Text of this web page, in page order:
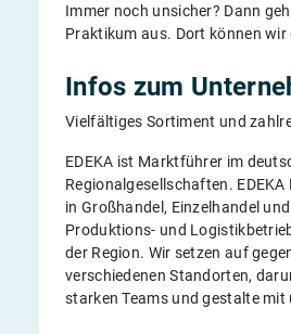
Immer noch unsicher? Dann
Praktikum aus. Dort können wir
Infos zum
Vielfältiges Sortiment und
EDEKA ist Marktführer im
Regionalgesellschaften.
in Großhandel, Einzelhandel
Produktions- und
der Region. Wir setzen auf
verschiedenen Standorten,
starken Teams und gestalte